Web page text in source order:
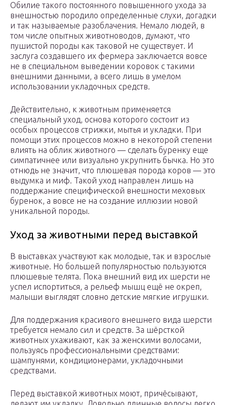
Обилие такого постоянного повышенного ухода за
внешностью породило определенные слухи, догадки
и так называемые разоблачения. Немало людей, в
том числе опытных животноводов, думают, что
пушистой породы как таковой не существует. И
заслуга создавшего их фермера заключается вовсе
не в специальном выведении коровок с такими
внешними данными, а всего лишь в умелом
использовании укладочных средств.
Действительно, к животным применяется
специальный уход, основа которого состоит из
особых процессов стрижки, мытья и укладки. При
помощи этих процессов можно в некоторой степени
влиять на облик животного — сделать буренку еще
симпатичнее или визуально укрупнить бычка. Но это
отнюдь не значит, что плюшевая порода коров — это
выдумка и миф. Такой уход направлен лишь на
поддержание специфической внешности меховых
буренок, а вовсе не на создание иллюзии новой
уникальной породы.
Уход за животными перед выставкой
В выставках участвуют как молодые, так и взрослые
животные. Но большей популярностью пользуются
плюшевые телята. Пока внешний вид их шерсти не
успел испортиться, а рельеф мышц ещё не окреп,
малыши выглядят словно детские мягкие игрушки.
Для поддержания красивого внешнего вида шерсти
требуется немало сил и средств. За шёрсткой
животных ухаживают, как за женскими волосами,
пользуясь профессиональными средствами:
шампунями, кондиционерами, укладочными
средствами.
Перед выставкой животных моют, причёсывают,